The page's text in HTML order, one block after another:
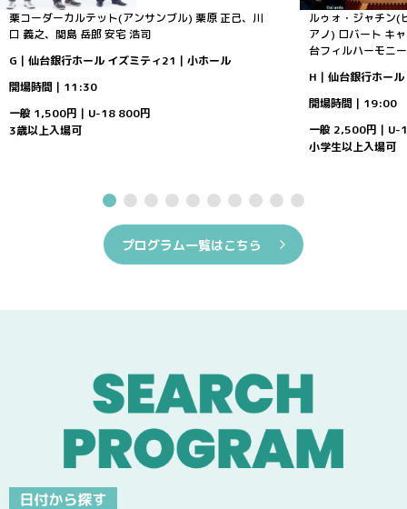
栗コーダーカルテット(アンサンブル) 栗原 正己、川
口 義之、関島 岳郎安宅 浩司
開場時間｜11:30
一般 1,500円｜U-18 800円
3歳以上入場可
G｜仙台銀行ホール イズミティ21｜小ホール
ルゥォ・ジャチン(
アノ) ロバート キ
台フィルハーモニ
開場時間｜19:00
一般 2,500円｜U-
小学生以上入場可
H｜仙台銀行ホー
プログラム一覧はこちら